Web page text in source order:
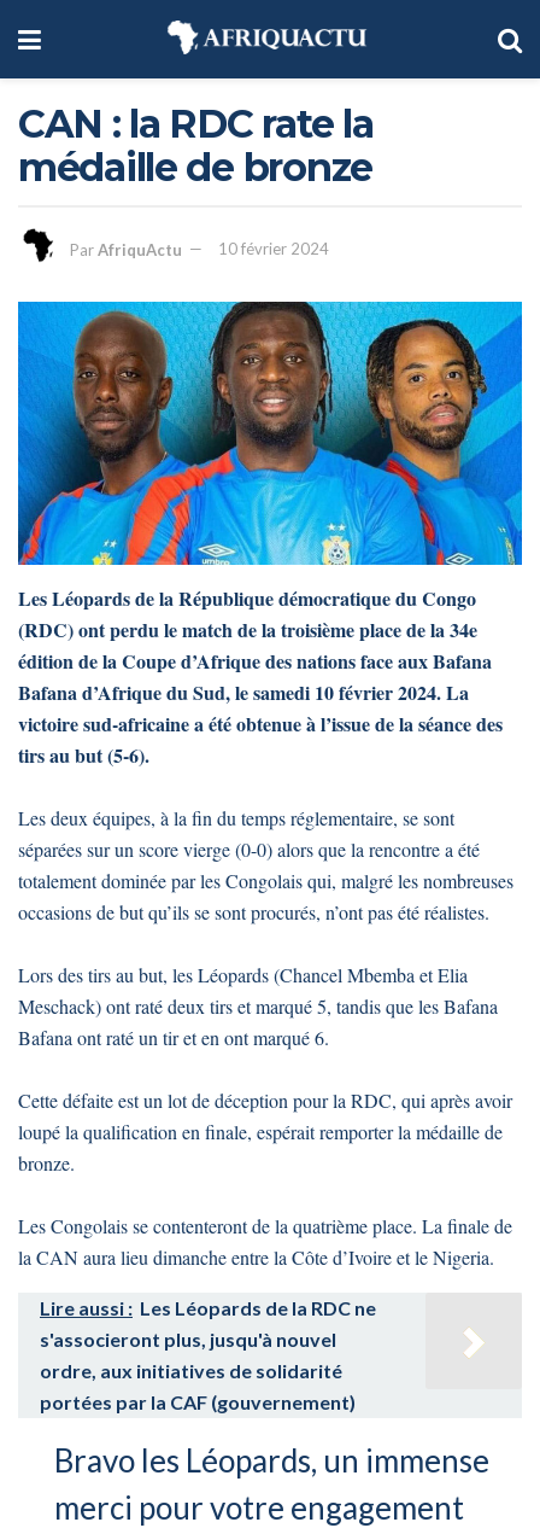
CAN : la RDC rate la
médaille de bronze
ParAfriquActu 10 février 2024
Les Léopards de la République démocratique du Congo
(RDC) ont perdu le match de la troisième place de la 34e
édition de la Coupe d’Afrique des nations face aux Bafana
Bafana d’Afrique du Sud, le samedi 10 février 2024. La
victoire sud-africaine a été obtenue à l’issue de la séance des
tirs au but (5-6).
Les deux équipes, à la fin du temps réglementaire, se sont
séparées sur un score vierge (0-0) alors que la rencontre a été
totalement dominée par les Congolais qui, malgré les nombreuses
occasions de but qu’ils se sont procurés, n’ont pas été réalistes.
Lors des tirs au but, les Léopards (Chancel Mbemba et Elia
Meschack) ont raté deux tirs et marqué 5, tandis que les Bafana
Bafana ont raté un tir et en ont marqué 6.
Cette défaite est un lot de déception pour la RDC, qui après avoir
loupé la qualification en finale, espérait remporter la médaille de
bronze.
Les Congolais se contenteront de la quatrième place. La finale de
la CAN aura lieu dimanche entre la Côte d’Ivoire et le Nigeria.
Lire aussi : Les Léopards de la RDC ne
s'associeront plus, jusqu'à nouvel
ordre, aux initiatives de solidarité
portées par la CAF (gouvernement)
Bravo les Léopards, un immense
merci pour votre engagement